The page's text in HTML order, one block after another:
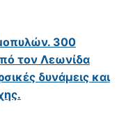
300
τον Λεωνίδα
δυνάμεις και